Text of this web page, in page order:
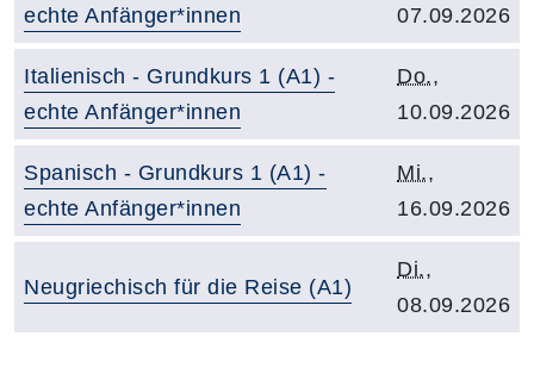
echte Anfänger*innen
07.09.2026
Kurstitel:
Italienisch - Grundkurs 1 (A1) -
echte Anfänger*innen
Kursbeginn:
Do.,
10.09.2026
Kurstitel:
Spanisch - Grundkurs 1 (A1) -
echte Anfänger*innen
Kursbeginn:
Mi.,
16.09.2026
Kurstitel:
Neugriechisch für die Reise (A1)
Kursbeginn:
Di.,
08.09.2026